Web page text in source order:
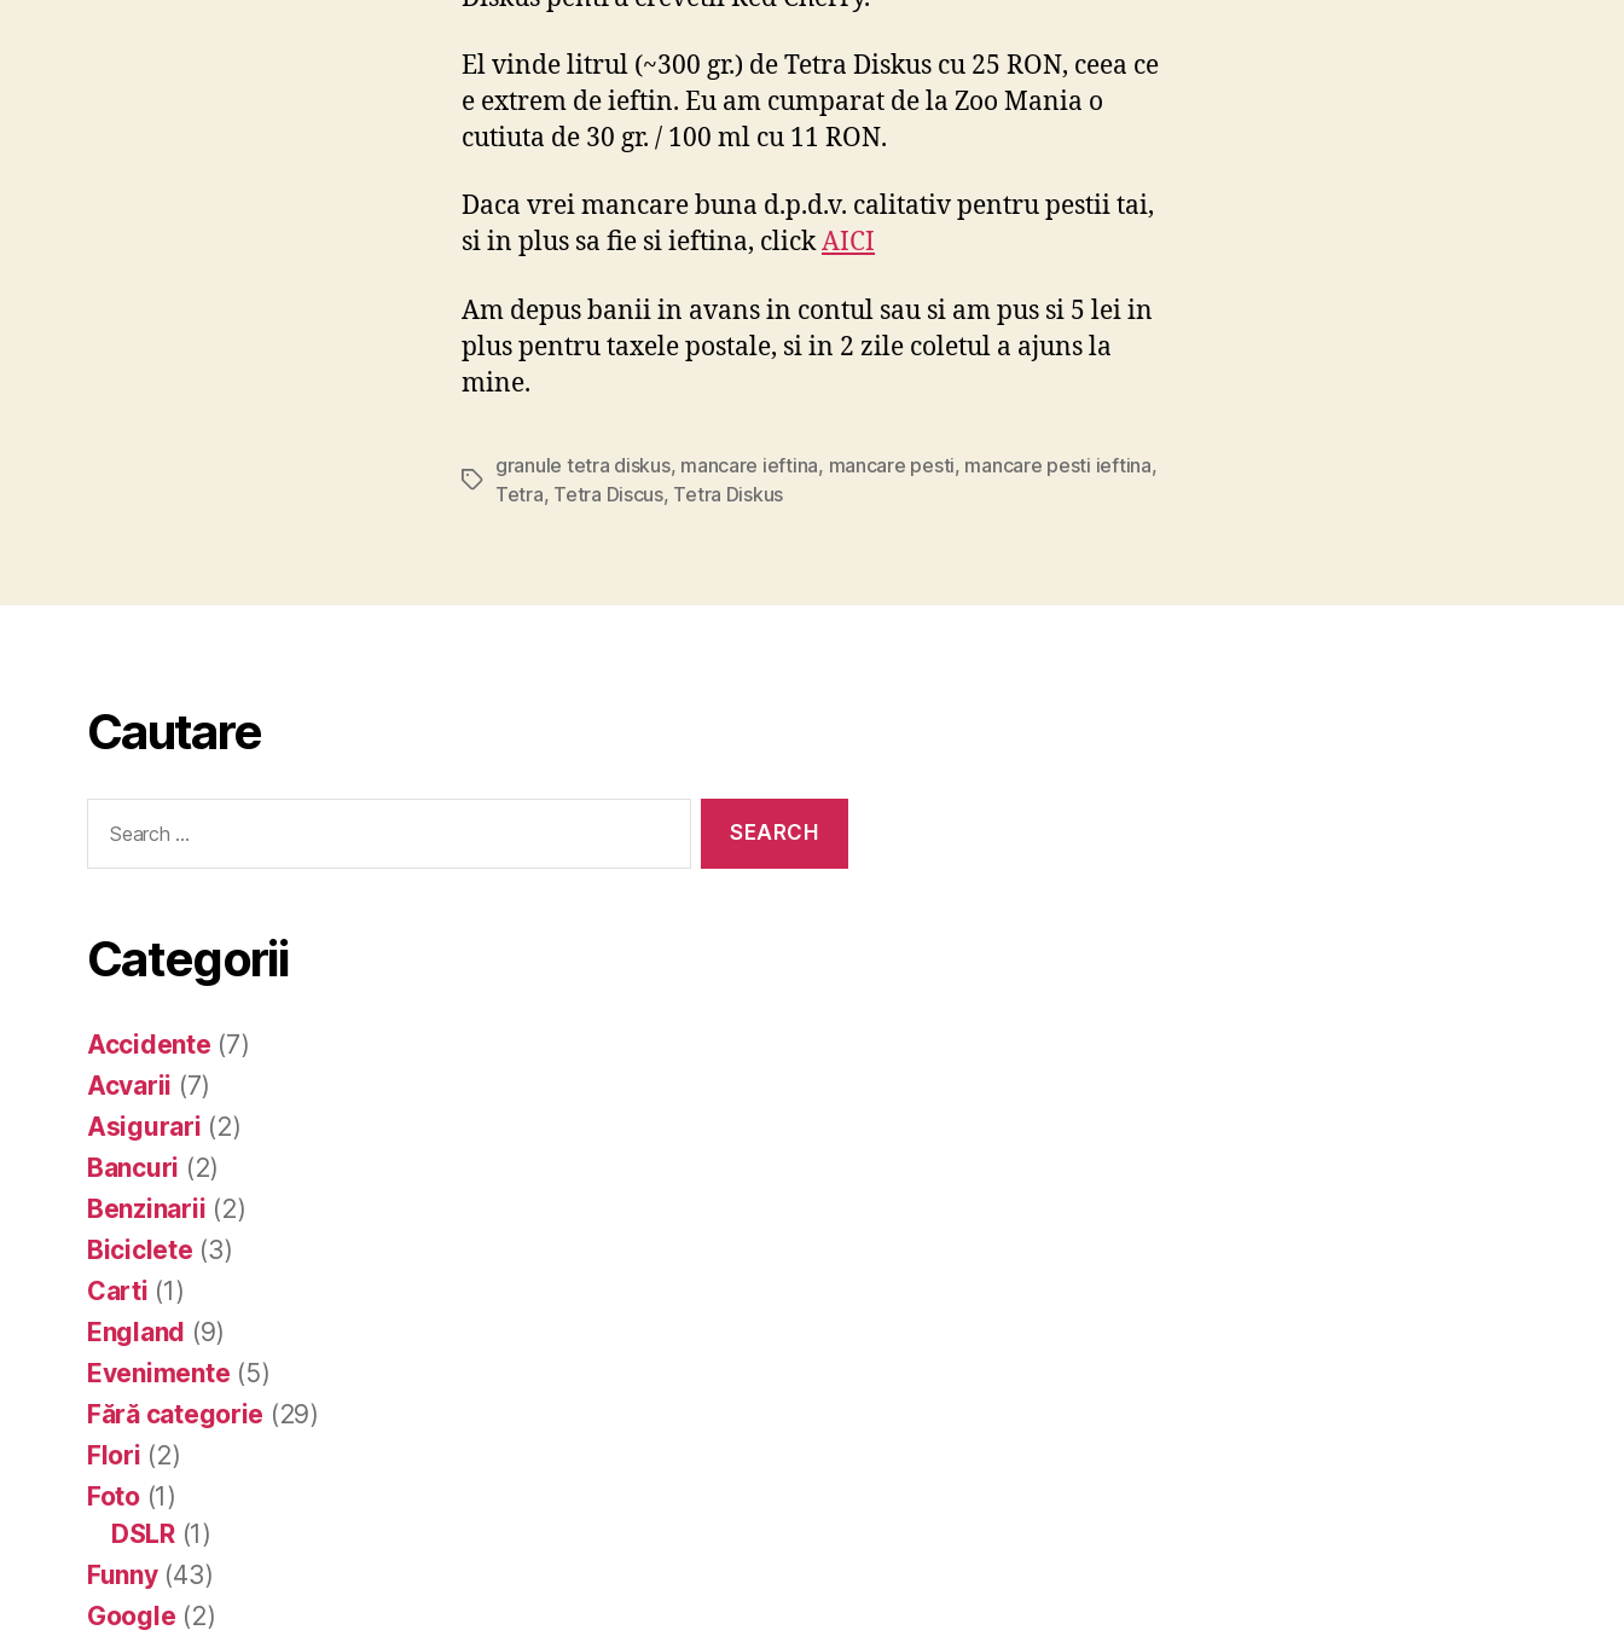
El vinde litrul (~300 gr.) de Tetra Diskus cu 25 RON, ceea ce
e extrem de ieftin. Eu am cumparat de la Zoo Mania o
cutiuta de 30 gr. / 100 ml cu 11 RON.
Daca vrei mancare buna d.p.d.v. calitativ pentru pestii tai,
si in plus sa fie si ieftina, clickAICI
Am depus banii in avans in contul sau si am pus si 5 lei in
plus pentru taxele postale, si in 2 zile coletul a ajuns la
mine.
Tags
granule tetra diskus, mancare ieftina, mancare pesti, mancare pesti ieftina,
Tetra, Tetra Discus, Tetra Diskus
Cautare
for:
Categorii
Accidente (7)
Acvarii (7)
Asigurari (2)
Bancuri (2)
Benzinarii (2)
Biciclete (3)
Carti (1)
England (9)
Evenimente (5)
Fără categorie (29)
Flori (2)
Foto(1)
DSLR(1)
Funny(43)
Google (2)